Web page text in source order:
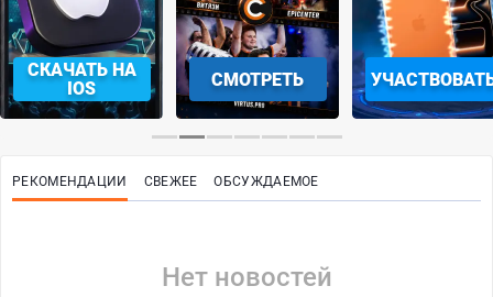
СКАЧАТЬ НА
IOS
СМОТРЕТЬ
РЕКОМЕНДАЦИИ СВЕЖЕЕ ОБСУЖДАЕМОЕ
Нет новостей